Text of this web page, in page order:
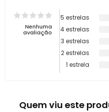
Nenhuma
avaliação
5 estrelas
4 estrelas
3 estrelas
2 estrelas
1 estrela
Quem viu este